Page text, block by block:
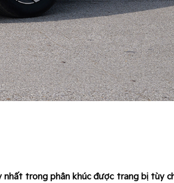
nhất trong phân khúc được trang bị tùy